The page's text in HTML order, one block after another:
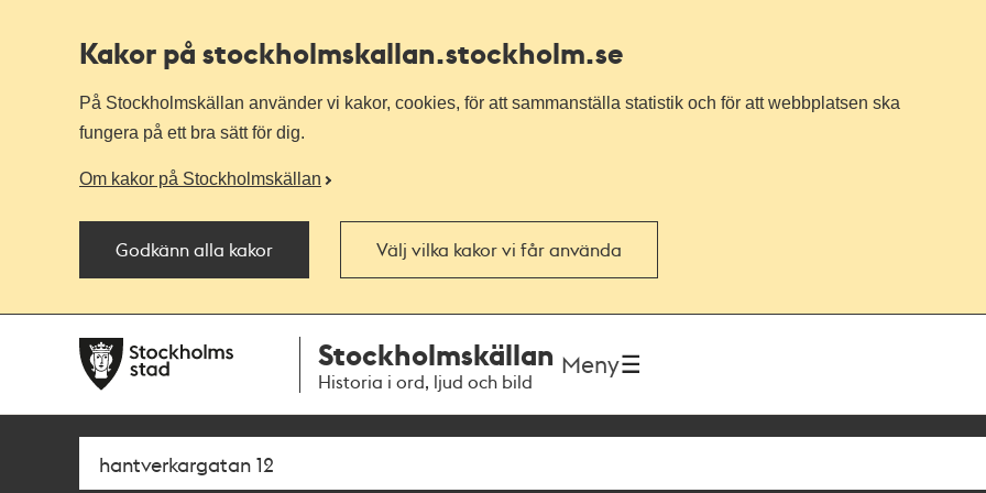
Kakor på stockholmskallan.stockholm.se
På Stockholmskällan använder vi kakor, cookies, för att sammanställa statistik och för att webbplatsen ska
fungera på ett bra sätt för dig.
Om kakor på Stockholmskällan
Godkänn alla kakor Välj vilka kakor vi får använda
navigationen
huvudinnehållet
Stockholmskällan
Historia i ord, ljud och bild
Meny
Sök